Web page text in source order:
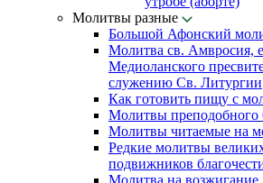
Молитвы разные
Большой Афонский
Молитва св. Амвросия,
Медиоланского
служению Св. Литургии
Как готовить пищу с
Молитвы преподобного
Молитвы читаемые на
Редкие молитвы
подвижников
Молитва на